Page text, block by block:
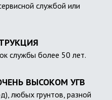
службой или
службы более 50 лет.
ВЫСОКОМ УГВ
любых грунтов, разной